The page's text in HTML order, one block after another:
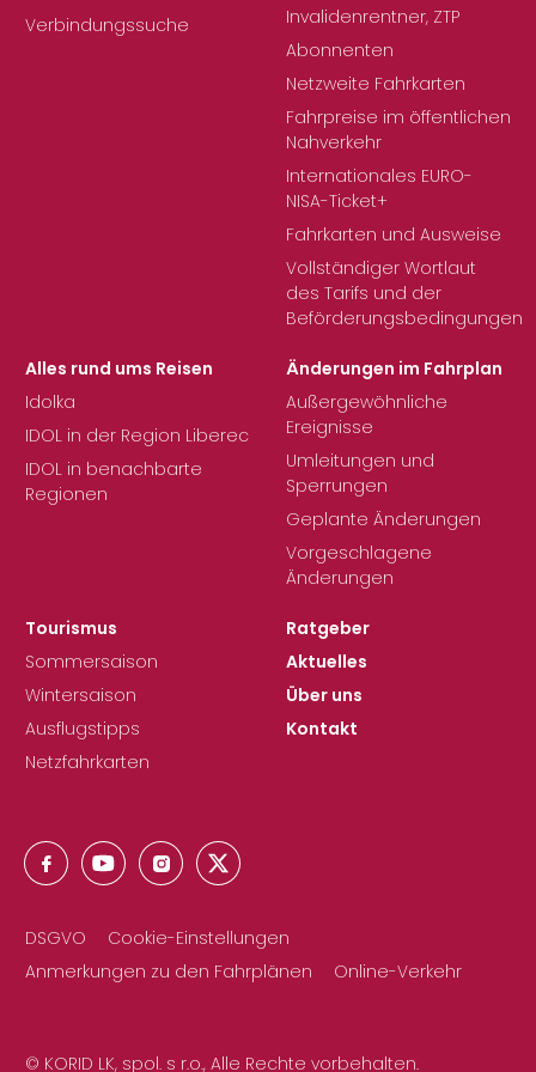
Verbindungssuche
Invalidenrentner, ZTP
Abonnenten
Netzweite Fahrkarten
Fahrpreise im öffentlichen
Nahverkehr
Internationales EURO-
NISA-Ticket+
Fahrkarten und Ausweise
Vollständiger Wortlaut
des Tarifs und der
Beförderungsbedingungen
Alles rund ums Reisen
Idolka
IDOL in der Region Liberec
IDOL in benachbarte
Regionen
Änderungen im Fahrplan
Außergewöhnliche
Ereignisse
Umleitungen und
Sperrungen
Geplante Änderungen
Vorgeschlagene
Änderungen
Tourismus
Sommersaison
Wintersaison
Ausflugstipps
Netzfahrkarten
Ratgeber
Aktuelles
Über uns
Kontakt
DSGVO
Cookie-Einstellungen
Anmerkungen zu den Fahrplänen
Online-Verkehr
© KORID LK, spol. s r.o., Alle Rechte vorbehalten.